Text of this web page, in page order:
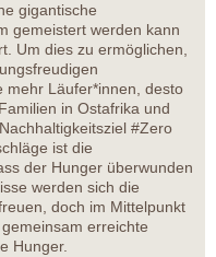
gigantische
gemeistert werden kann
Um dies zu ermöglichen,
mehr Läufer*innen, desto
in Ostafrika und
#Zero
ist die
der Hunger überwunden
werden sich die
doch im Mittelpunkt
erreichte
Hunger.